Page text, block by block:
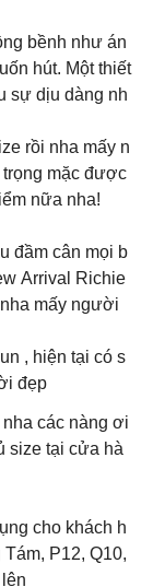
bềnh như án
hút. Một thiết
sự dịu dàng nh
rồi nha mấy n
mặc được
nữa nha!
đầm cân mọi b
Arrival Richie
mấy người
, hiện tại có s
đẹp
các nàng ơi
size tại cửa hà
cho khách h
P12, Q10,